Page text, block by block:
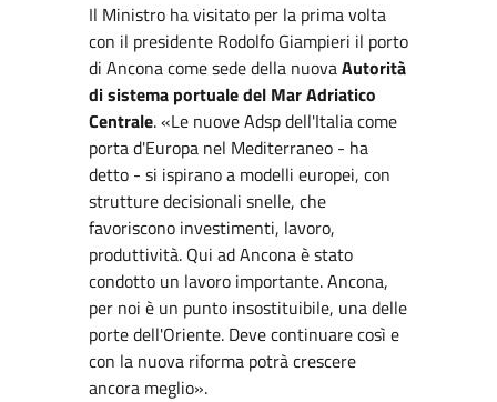
Il Ministro ha visitato per la prima volta
con il presidente Rodolfo Giampieri il porto
di Ancona come sede della nuovaAutorità
di sistema portuale del Mar Adriatico
Centrale. «Le nuove Adsp dell'Italia come
porta d'Europa nel Mediterraneo - ha
detto - si ispirano a modelli europei, con
strutture decisionali snelle, che
favoriscono investimenti, lavoro,
produttività. Qui ad Ancona è stato
condotto un lavoro importante. Ancona,
per noi è un punto insostituibile, una delle
porte dell'Oriente. Deve continuare così e
con la nuova riforma potrà crescere
ancora meglio».